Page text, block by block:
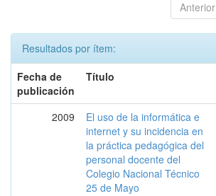
Anterior
Resultados por ítem:
Fecha de
publicación
Título
2009
El uso de la informática e
internet y su incidencia en
la práctica pedagógica del
personal docente del
Colegio Nacional Técnico
25 de Mayo